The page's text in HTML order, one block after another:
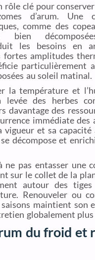
rôle clé pour
d’arum. Une
comme des
bien
les besoins en
fortes amplitudes
particulièrement
au soleil matinal.
la température et
des herbes
davantage des
immédiate des
vigueur et sa
décompose et
ne pas entasser une
sur le collet de la
autour des
Renouveler ou
maintient son
globalement plus
du froid et